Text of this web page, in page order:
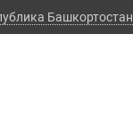
Башкортостан